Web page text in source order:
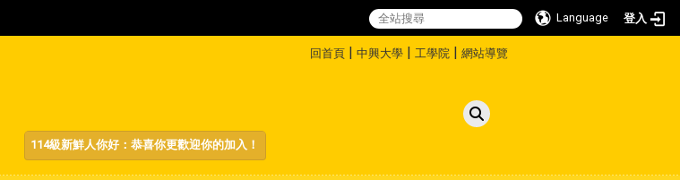
Language 登入
回首頁 | 中興大學 | 工學院 | 網站導覽
114級新鮮人你好：恭喜你更歡迎你的加入！